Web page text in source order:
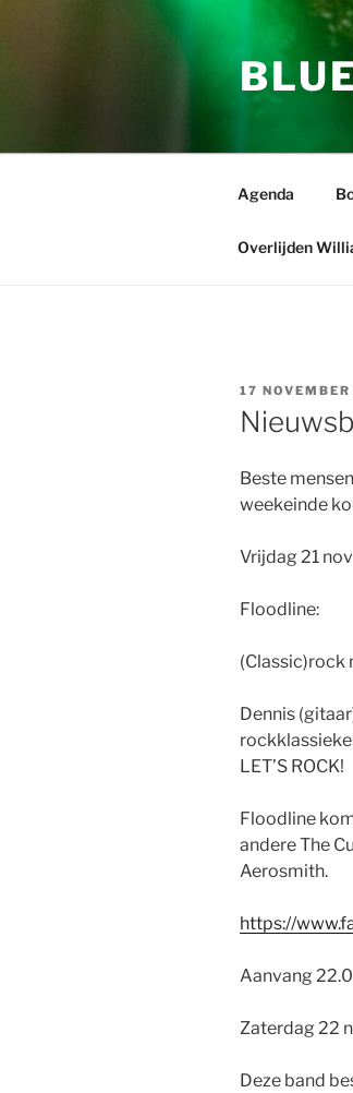
Agenda
Overlijden
GEPLAATST
OP
17
Beste
weekeinde
Vrijdag 21
Floodline:
(Classic)rock
Dennis
LET’S ROCK!
Floodline
andere The
Aerosmith.
https://
Aanvang
Zaterdag 22
Deze band